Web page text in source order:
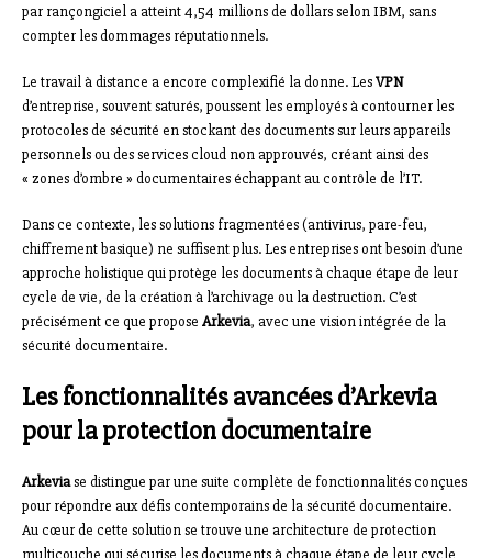
par rançongiciel a atteint 4,54 millions de dollars selon IBM, sans
compter les dommages réputationnels.
Le travail à distance a encore complexifié la donne. LesVPN
d’entreprise, souvent saturés, poussent les employés à contourner les
protocoles de sécurité en stockant des documents sur leurs appareils
personnels ou des services cloud non approuvés, créant ainsi des
« zones d’ombre » documentaires échappant au contrôle de l’IT.
Dans ce contexte, les solutions fragmentées (antivirus, pare-feu,
chiffrement basique) ne suffisent plus. Les entreprises ont besoin d’une
approche holistique qui protège les documents à chaque étape de leur
cycle de vie, de la création à l’archivage ou la destruction. C’est
précisément ce que propose Arkevia, avec une vision intégrée de la
sécurité documentaire.
Les fonctionnalités avancées d’Arkevia
pour la protection documentaire
Arkeviase distingue par une suite complète de fonctionnalités conçues
pour répondre aux défis contemporains de la sécurité documentaire.
Au cœur de cette solution se trouve une architecture de protection
multicouche qui sécurise les documents à chaque étape de leur cycle